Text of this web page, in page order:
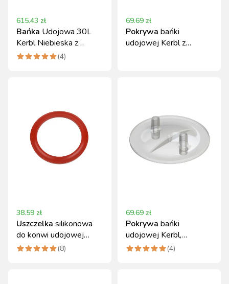
615.43 zł
Bańka Udojowa 30L
Kerbl Niebieska z
Podziałką Tworzywo
(4)
69.69 zł
Pokrywa bańki
udojowej Kerbl z
38.59 zł
Uszczelka silikonowa
do konwi udojowej
nierdzewnej 25 l
(8)
69.69 zł
Pokrywa bańki
udojowej Kerbl,
poliwęglan, 2 otwory
(4)